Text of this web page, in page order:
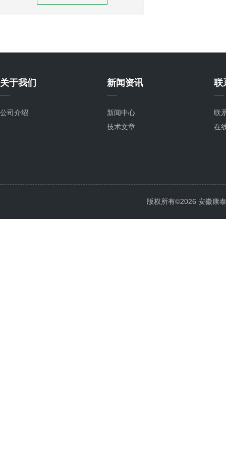
关于我们
公司介绍
新闻资讯
新闻中心
技术文章
联
联
在
版权所有©2026 安徽康